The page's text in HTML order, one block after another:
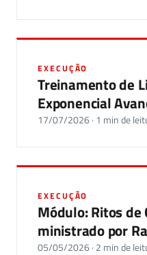
EXECUÇÃO
Treinamento de
Exponencial
17/07/2026 · 1 min de
EXECUÇÃO
Módulo: Ritos de
ministrado por
05/05/2026 · 2 min de